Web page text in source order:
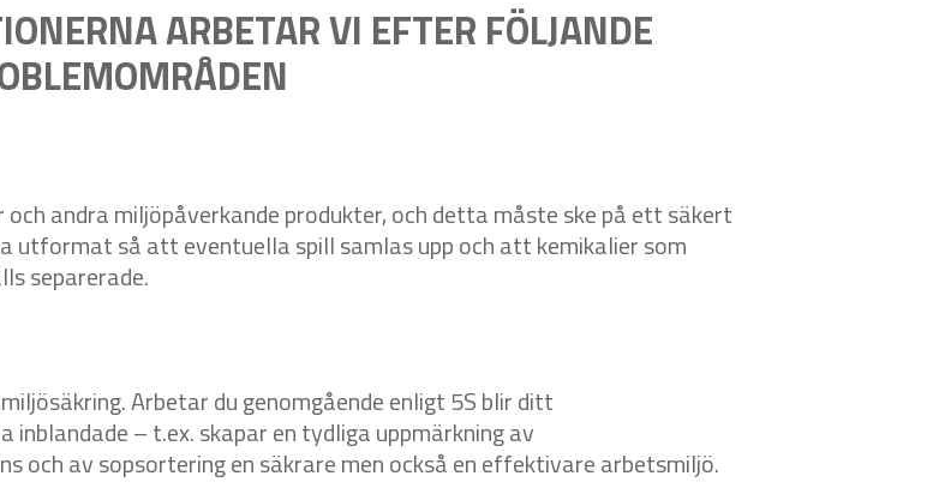
ARBETAR VI EFTER FÖLJANDE
andra miljöpåverkande produkter, och detta måste ske på ett säkert
så att eventuella spill samlas upp och att kemikalier som
separerade.
Arbetar du genomgående enligt 5S blir ditt
– t.ex. skapar en tydliga uppmärkning av
och av sopsortering en säkrare men också en effektivare arbetsmiljö.